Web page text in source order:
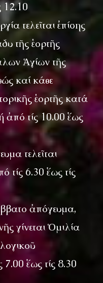
12.10
τελεῖται ἐπίσης
τῆς ἑορτῆς
Ἁγίων τῆς
καί κάθε
ἑορτῆς κατά
ἀπό τίς 10.00 ἕως
τελεῖται
τίς 6.30 ἕως τίς
ἀπόγευμα,
γίνεται Ὁμιλία
7.00 ἕως τίς 8.30